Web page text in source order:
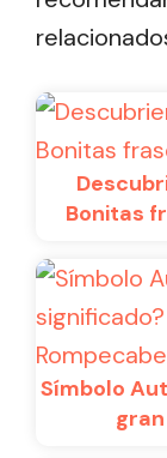
Bonitas
Símbolo